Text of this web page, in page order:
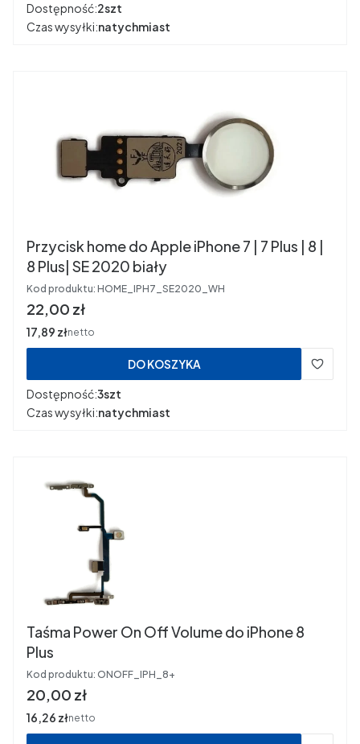
Dostępność:2szt
Czas wysyłki:natychmiast
Przycisk home do Apple iPhone 7 | 7 Plus | 8 |
8 Plus| SE 2020 biały
Kod produktu: HOME_IPH7_SE2020_WH
Cena
22,00 zł
Cena
17,89 złnetto
DO KOSZYKA
Dostępność:3szt
Czas wysyłki:natychmiast
Taśma Power On Off Volume do iPhone 8
Plus
Kod produktu: ONOFF_IPH_8+
Cena
20,00 zł
Cena
16,26 złnetto